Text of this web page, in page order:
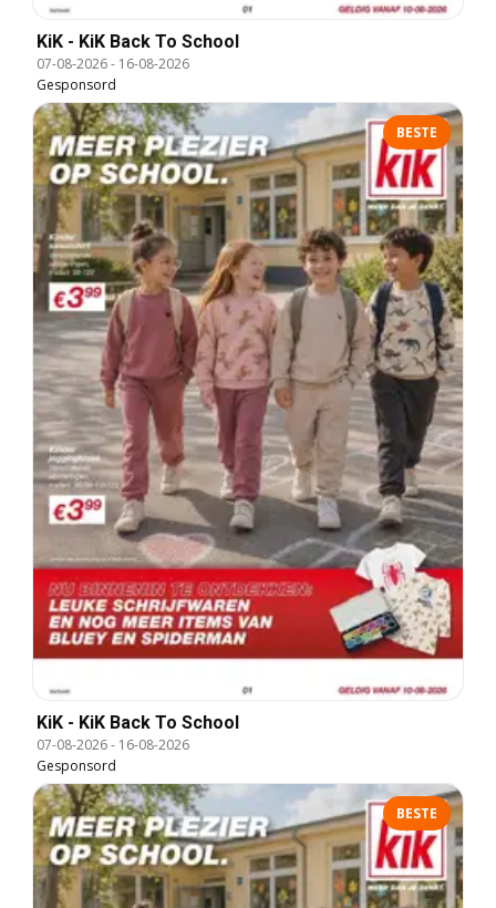
KiK - KiK Back To School
07-08-2026- 16-08-2026
Gesponsord
BESTE
KiK - KiK Back To School
07-08-2026- 16-08-2026
Gesponsord
BESTE